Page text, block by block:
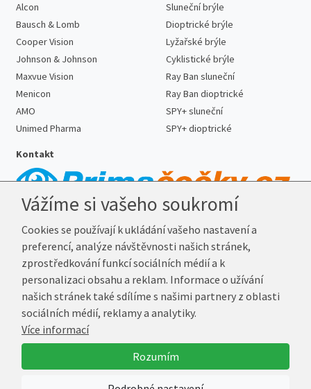
Alcon
Bausch & Lomb
Cooper Vision
Johnson & Johnson
Maxvue Vision
Menicon
AMO
Unimed Pharma
Sluneční brýle
Dioptrické brýle
Lyžařské brýle
Cyklistické brýle
Ray Ban sluneční
Ray Ban dioptrické
SPY+ sluneční
SPY+ dioptrické
Kontakt
E-mail:info@prima-cocky.cz
Reklamační adresa
Andrea Votavová
Revoluční 1017
290 01 Poděbrady
© 2026 Prima-Čočky.cz
VytvořilMarek Kebza
Vážíme si vašeho soukromí
Cookies se používají k ukládání vašeho nastavení a
preferencí, analýze návštěvnosti našich stránek,
zprostředkování funkcí sociálních médií a k
personalizaci obsahu a reklam. Informace o užívání
našich stránek také sdílíme s našimi partnery z oblasti
sociálních médií, reklamy a analytiky.
Více informací
Rozumím